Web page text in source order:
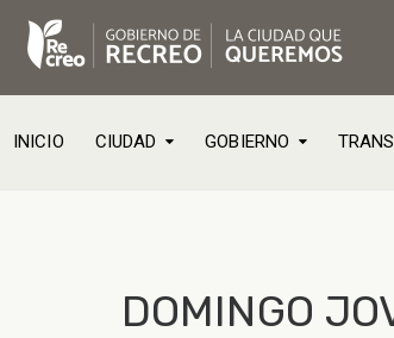
INICIO CIUDAD GOBIERNO
DOMINGO